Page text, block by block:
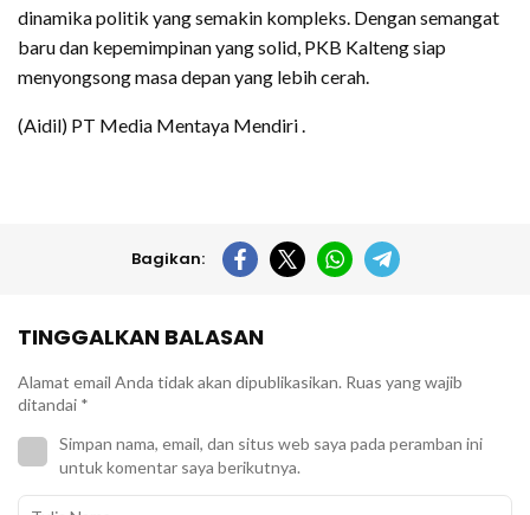
dinamika politik yang semakin kompleks. Dengan semangat
baru dan kepemimpinan yang solid, PKB Kalteng siap
menyongsong masa depan yang lebih cerah.
(Aidil) PT Media Mentaya Mendiri .
Bagikan:
TINGGALKAN BALASAN
Alamat email Anda tidak akan dipublikasikan. Ruas yang wajib
ditandai *
Simpan nama, email, dan situs web saya pada peramban ini
untuk komentar saya berikutnya.